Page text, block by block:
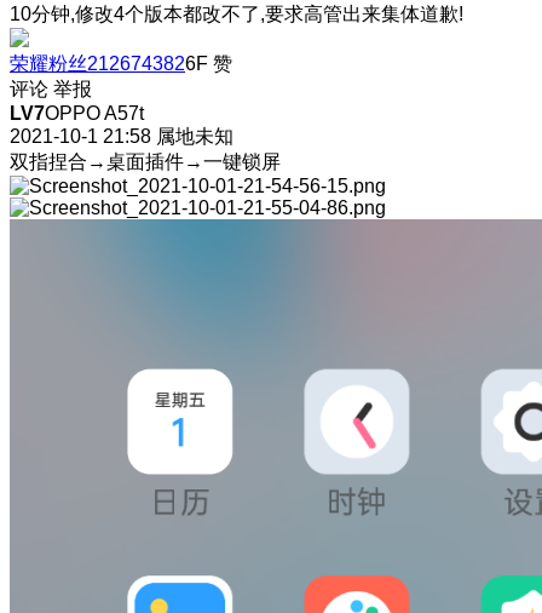
10分钟,修改4个版本都改不了,要求高管出来集体道歉!
荣耀粉丝2126743826F 赞
评论 举报
LV7OPPO A57t
2021-10-1 21:58 属地未知
双指捏合→桌面插件→一键锁屏